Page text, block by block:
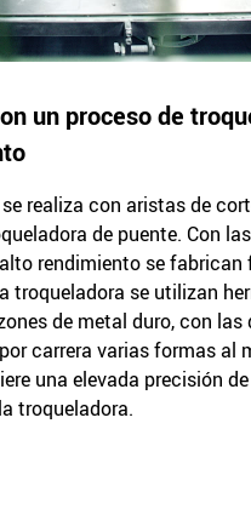
un proceso de
realiza con aristas de
de puente. Con las
rendimiento se fabrican
troqueladora se utilizan
de metal duro, con las
carrera varias formas al
una elevada precisión
troqueladora.